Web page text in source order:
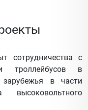
сотрудничества с
троллейбусов в
в части